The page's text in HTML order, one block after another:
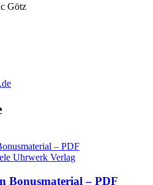
Götz
Uhrwerk Verlag
Bonusmaterial – PDF